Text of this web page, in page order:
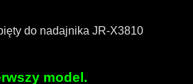
do nadajnika JR-X3810
model.